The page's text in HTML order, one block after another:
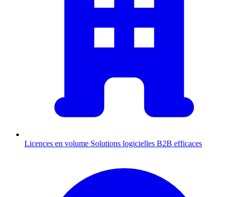
Licences en volume Solutions logicielles B2B efficaces